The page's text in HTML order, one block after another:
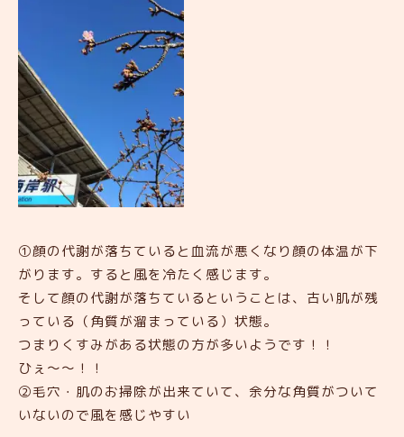
①顔の代謝が落ちていると血流が悪くなり顔の体温が下
がります。すると風を冷たく感じます。
そして顔の代謝が落ちているということは、古い肌が残
っている（角質が溜まっている）状態。
つまりくすみがある状態の方が多いようです！！
ひぇ～～！！
②毛穴・肌のお掃除が出来ていて、余分な角質がついて
いないので風を感じやすい